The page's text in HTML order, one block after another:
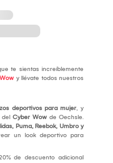
te sientas increíblemente
y llévate todos nuestros
deportivos para mujer, y
delCyber Wow de Oechsle.
Puma, Reebok, Umbro y
un look deportivo para
de descuento adicional